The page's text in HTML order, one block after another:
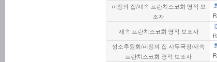
피정의 집/재속 프란치스코회 영적 보
조자
재속 프란치스코회 영적 보조자
성소후원회/피정의 집 사무국장/재속
프란치스코회 영적 보조자